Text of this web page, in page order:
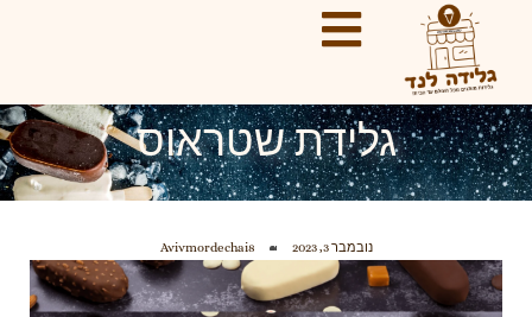
גלידת שטראוס
נובמבר 3, 2023 Avivmordechai8